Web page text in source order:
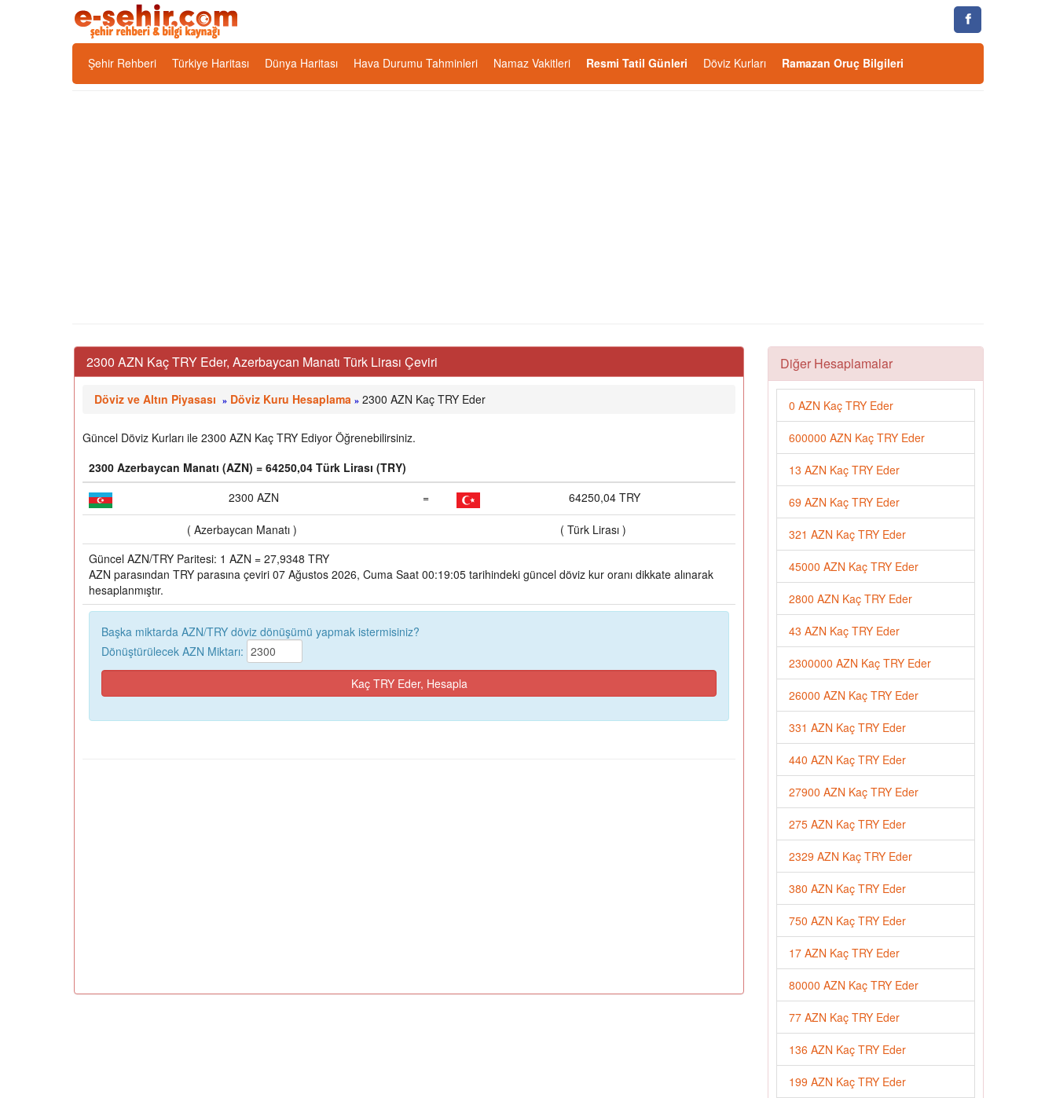
Şehir Rehberi Türkiye Haritası Dünya Haritası Hava Durumu Tahminleri Namaz Vakitleri Resmi Tatil Günleri Döviz Kurları Ramazan Oruç Bilgileri
2300 AZN Kaç TRY Eder, Azerbaycan Manatı Türk Lirası Çeviri
Döviz ve Altın Piyasası » Döviz Kuru Hesaplama » 2300 AZN Kaç TRY Eder
Güncel Döviz Kurları ile 2300 AZN Kaç TRY Ediyor Öğrenebilirsiniz.
2300 Azerbaycan Manatı (AZN) = 64250,04 Türk Lirası (TRY)
2300 AZN
= 64250,04 TRY
( Azerbaycan Manatı )
( Türk Lirası )
Güncel AZN/TRY Paritesi: 1 AZN = 27,9348 TRY
AZN parasından TRY parasına çeviri 07 Ağustos 2026, Cuma Saat 00:19:05 tarihindeki güncel döviz kur oranı dikkate alınarak
hesaplanmıştır.
Başka miktarda AZN/TRY döviz dönüşümü yapmak istermisiniz?
Dönüştürülecek AZN Miktarı:
Diğer Hesaplamalar
0 AZN Kaç TRY Eder
600000 AZN Kaç TRY Eder
13 AZN Kaç TRY Eder
69 AZN Kaç TRY Eder
321 AZN Kaç TRY Eder
45000 AZN Kaç TRY Eder
2800 AZN Kaç TRY Eder
43 AZN Kaç TRY Eder
2300000 AZN Kaç TRY Eder
26000 AZN Kaç TRY Eder
331 AZN Kaç TRY Eder
440 AZN Kaç TRY Eder
27900 AZN Kaç TRY Eder
275 AZN Kaç TRY Eder
2329 AZN Kaç TRY Eder
380 AZN Kaç TRY Eder
750 AZN Kaç TRY Eder
17 AZN Kaç TRY Eder
80000 AZN Kaç TRY Eder
77 AZN Kaç TRY Eder
136 AZN Kaç TRY Eder
199 AZN Kaç TRY Eder